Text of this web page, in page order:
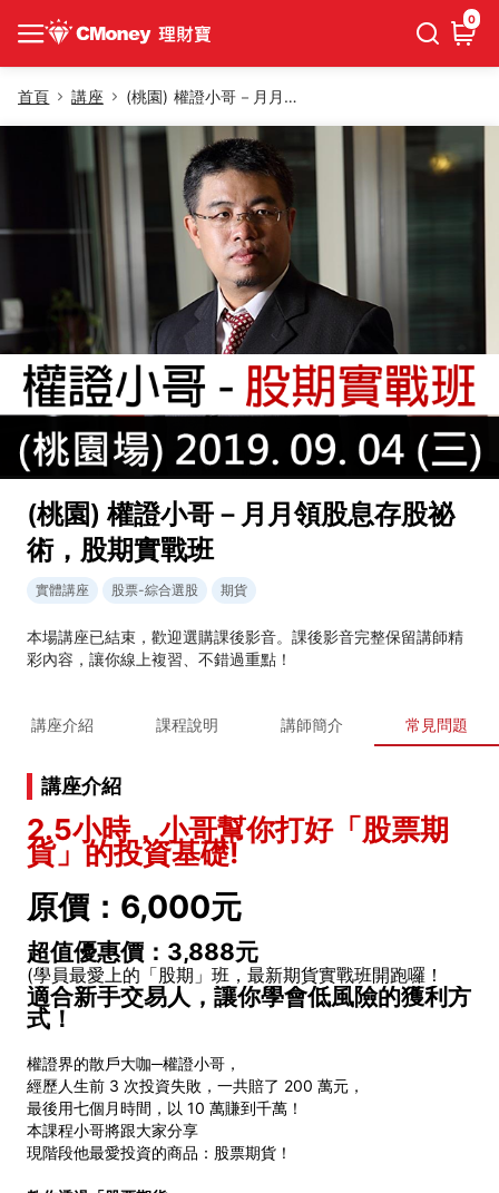
0
首頁 講座 (桃園) 權證小哥－月月領股息存股祕術，股期實戰班
(桃園) 權證小哥－月月領股息存股祕
術，股期實戰班
實體講座 股票-綜合選股 期貨
本場講座已結束，歡迎選購課後影音。課後影音完整保留講師精
彩內容，讓你線上複習、不錯過重點！
講座介紹 課程說明 講師簡介 常見問題
講座介紹
2.5小時，小哥幫你打好「股票期
貨」的投資基礎!
原價：6,000元
超值優惠價：3,888元
(學員最愛上的「股期」班，最新期貨實戰班開跑囉！
適合新手交易人，讓你學會低風險的獲利方
式！
權證界的散戶大咖─權證小哥，
經歷人生前 3 次投資失敗，一共賠了 200 萬元，
最後用七個月時間，以 10 萬賺到千萬！
本課程小哥將跟大家分享
現階段他最愛投資的商品：股票期貨！